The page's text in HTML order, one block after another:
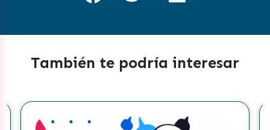
También te podría interesar